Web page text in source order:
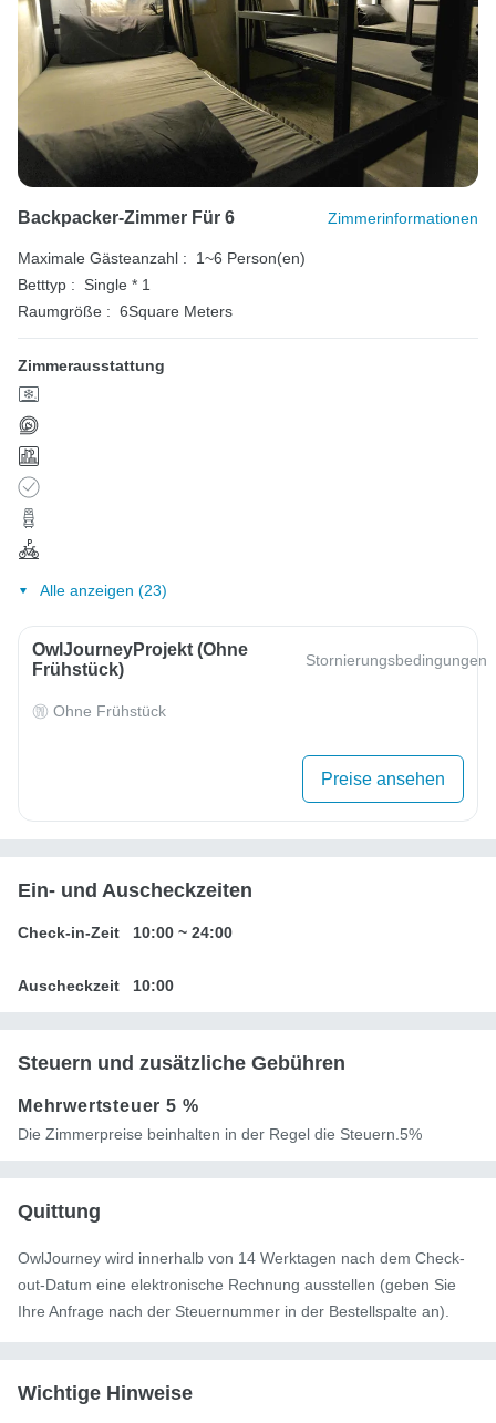
Backpacker-Zimmer Für 6 Zimmerinformationen
Maximale Gästeanzahl :
1~6 Person(en)
Betttyp :
Single * 1
Raumgröße : 6Square Meters
Zimmerausstattung
Alle anzeigen (23)
OwlJourneyProjekt (ohne
Frühstück)
Stornierungsbedingungen
Ohne Frühstück
Preise ansehen
Ein- und Auscheckzeiten
Check-in-Zeit 10:00 ~ 24:00
Auscheckzeit 10:00
Steuern und zusätzliche Gebühren
Mehrwertsteuer5 %
Die Zimmerpreise beinhalten in der Regel die Steuern.5%
Quittung
OwlJourney wird innerhalb von 14 Werktagen nach dem Check-
out-Datum eine elektronische Rechnung ausstellen (geben Sie
Ihre Anfrage nach der Steuernummer in der Bestellspalte an).
Wichtige Hinweise